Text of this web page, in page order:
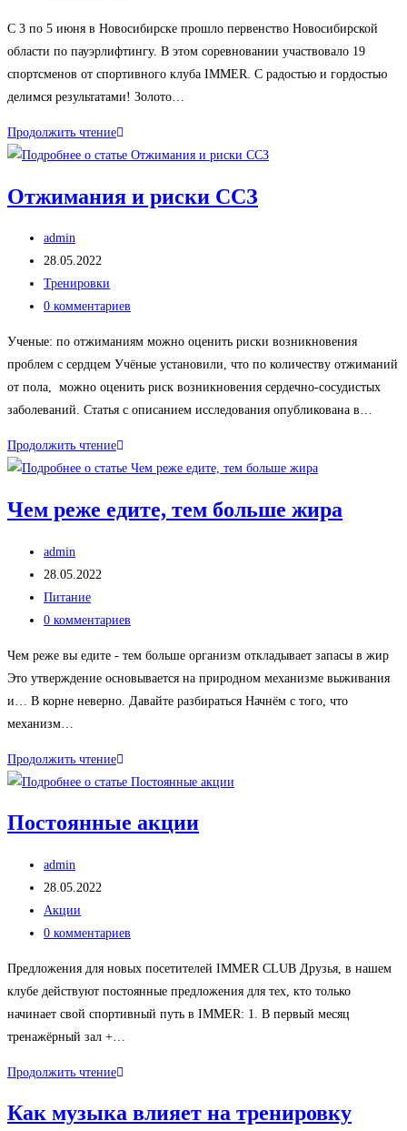
С 3 по 5 июня в Новосибирске прошло первенство Новосибирской
области по пауэрлифтингу. В этом соревновании участвовало 19
спортсменов от спортивного клуба IMMER. С радостью и гордостью
делимся результатами! Золото…
Продолжить чтениеЧемпионат
НСО.
наших
Отжимания и риски ССЗ
Автор
записи:
admin
Запись
опубликована:
28.05.2022
Рубрика
записи:
Тренировки
Комментарии
0 комментариев
Ученые: по отжиманиям можно оценить риски возникновения
проблем с сердцем Учёные установили, что по количеству отжиманий
от пола, можно оценить риск возникновения сердечно-сосудистых
заболеваний. Статья с описанием исследования опубликована в…
Продолжить чтениеОтжимания
и
ССЗ
Чем реже едите, тем больше жира
Автор
записи:
admin
Запись
опубликована:
28.05.2022
Рубрика
записи:
Питание
Комментарии
записи:
0 комментариев
Чем реже вы едите - тем больше организм откладывает запасы в жир
Это утверждение основывается на природном механизме выживания
и… В корне неверно. Давайте разбираться Начнём с того, что
механизм…
Продолжить чтениеЧем
реже
тем
Постоянные акции
Автор
записи:
admin
Запись
опубликована:
28.05.2022
Рубрика
записи:
Акции
Комментарии
0 комментариев
Предложения для новых посетителей IMMER CLUB Друзья, в нашем
клубе действуют постоянные предложения для тех, кто только
начинает свой спортивный путь в IMMER: 1. В первый месяц
тренажёрный зал +…
Продолжить чтениеПостоянные
Как музыка влияет на тренировку